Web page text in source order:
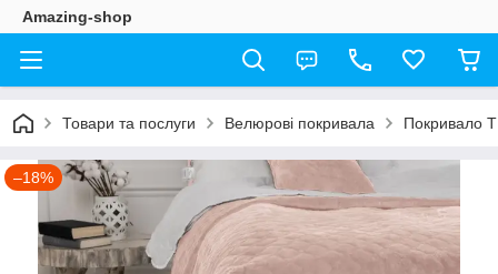
Amazing-shop
Товари та послуги Велюрові покривала Покривало
–18%